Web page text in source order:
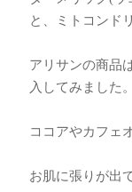
と、ミトコンド
アリサンの商品
入してみました。
ココアやカフェ
お肌に張りが出